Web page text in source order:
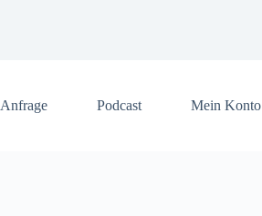
Anfrage Podcast Mein Konto